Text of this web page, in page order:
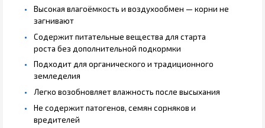
Высокая влагоёмкость и воздухообмен — корни не
загнивают
Содержит питательные вещества для старта
роста без дополнительной подкормки
Подходит для органического и традиционного
земледелия
Легко возобновляет влажность после высыхания
Не содержит патогенов, семян сорняков и
вредителей